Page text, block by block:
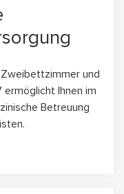
und
ermöglicht Ihnen im
Betreuung